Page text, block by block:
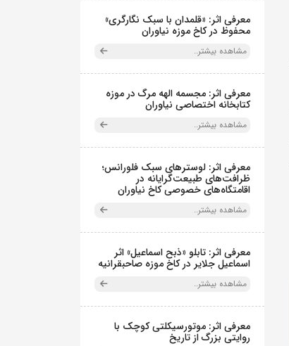
معرفی اثر: «قلمدان با سبک نگارگری»
محفوظ در کاخ موزه نیاوران
مشاهده بیشتر..
معرفی اثر: مجسمه الهه مرگ در موزه
کتابخانه اختصاصی نیاوران
مشاهده بیشتر..
معرفی اثر: لوسترهای سبک فلورانس؛
ظرافت‌های طبیعت‌گرایانه در
اقامتگاه‌های خصوصی کاخ نیاوران
مشاهده بیشتر..
معرفی اثر: تابلو «ذبح اسماعیل» اثر
اسماعیل جلایر در کاخ موزه صاحبقرانیه
مشاهده بیشتر..
معرفی اثر: موتورسیکلتی کوچک با
روایتی بزرگ از تاریخ